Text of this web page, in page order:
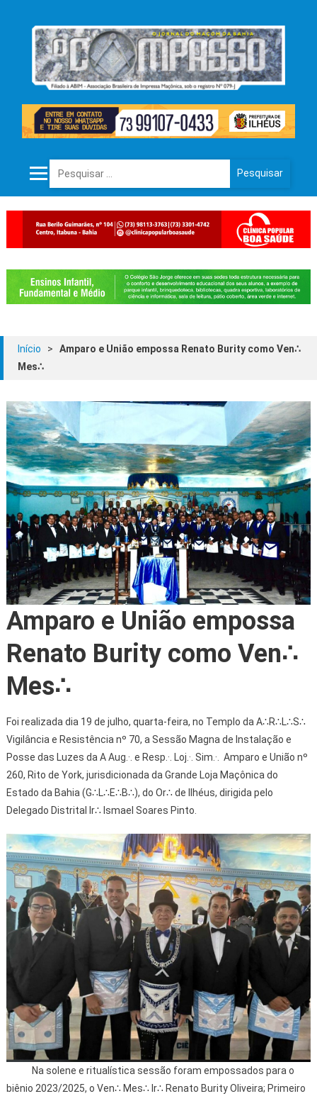
Pesquisar por:
Início >
Amparo e União empossa Renato Burity como Ven∴
Mes∴
Amparo e União empossa
Renato Burity como Ven∴
Mes∴
Foi realizada dia 19 de julho, quarta-feira, no Templo da A∴R∴L∴S∴
Vigilância e Resistência nº 70, a Sessão Magna de Instalação e
Posse das Luzes da A Aug.·. e Resp.·. Loj.·. Sim.·. Amparo e União nº
260, Rito de York, jurisdicionada da Grande Loja Maçônica do
Estado da Bahia (G∴L∴E∴B∴), do Or∴ de Ilhéus, dirigida pelo
Delegado Distrital Ir∴ Ismael Soares Pinto.
Na solene e ritualística sessão foram empossados para o
biênio 2023/2025, o Ven∴ Mes∴ Ir∴ Renato Burity Oliveira; Primeiro